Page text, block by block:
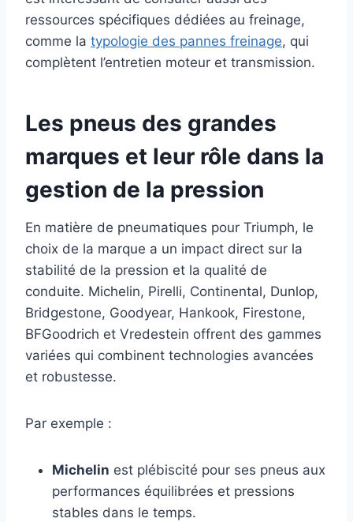
ressources spécifiques dédiées au freinage,
comme la typologie des pannes freinage, qui
complètent l’entretien moteur et transmission.
Les pneus des grandes
marques et leur rôle dans la
gestion de la pression
En matière de pneumatiques pour Triumph, le
choix de la marque a un impact direct sur la
stabilité de la pression et la qualité de
conduite. Michelin, Pirelli, Continental, Dunlop,
Bridgestone, Goodyear, Hankook, Firestone,
BFGoodrich et Vredestein offrent des gammes
variées qui combinent technologies avancées
et robustesse.
Par exemple :
Michelin est plébiscité pour ses pneus aux
performances équilibrées et pressions
stables dans le temps.